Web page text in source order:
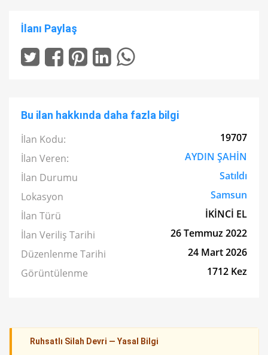
İlanı Paylaş
Bu ilan hakkında daha fazla bilgi
İlan Kodu:
19707
İlan Veren:
AYDIN ŞAHİN
İlan Durumu
Satıldı
Lokasyon
Samsun
İlan Türü
İKİNCİ EL
İlan Veriliş Tarihi
26 Temmuz 2022
Düzenlenme Tarihi
24 Mart 2026
Görüntülenme
1712 Kez
Ruhsatlı Silah Devri — Yasal Bilgi